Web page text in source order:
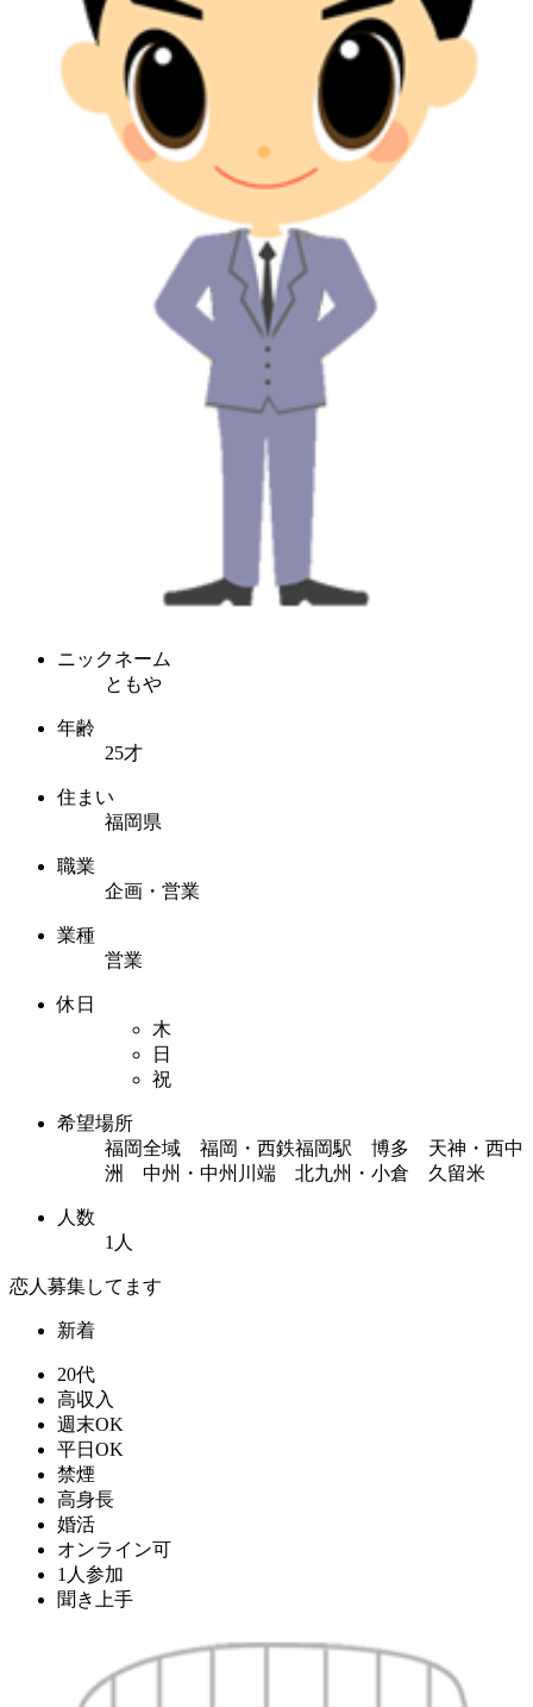
ニックネーム
ともや
年齢
25才
住まい
福岡県
職業
企画・営業
業種
営業
休日
木
日
祝
希望場所
福岡全域 福岡・西鉄福岡駅 博多 天神・西中
洲 中州・中州川端 北九州・小倉 久留米
人数
1人
恋人募集してます
新着
20代
高収入
週末OK
平日OK
禁煙
高身長
婚活
オンライン可
1人参加
聞き上手